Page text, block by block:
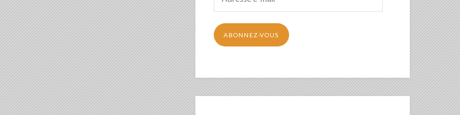
mail
ABONNEZ-VOUS